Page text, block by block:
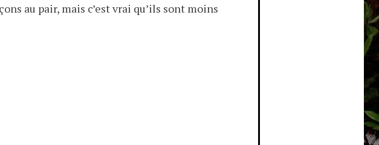
au pair, mais c’est vrai qu’ils sont moins